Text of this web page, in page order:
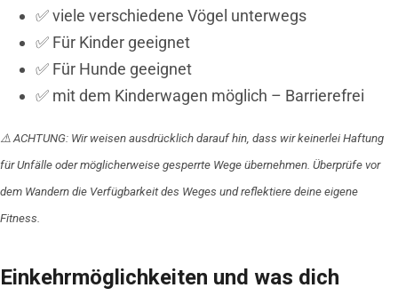
✅ viele verschiedene Vögel unterwegs
✅ Für Kinder geeignet
✅ Für Hunde geeignet
✅ mit dem Kinderwagen möglich – Barrierefrei
⚠️ ACHTUNG: Wir weisen ausdrücklich darauf hin, dass wir keinerlei Haftung
für Unfälle oder möglicherweise gesperrte Wege übernehmen. Überprüfe vor
dem Wandern die Verfügbarkeit des Weges und reflektiere deine eigene
Fitness.
Einkehrmöglichkeiten und was dich